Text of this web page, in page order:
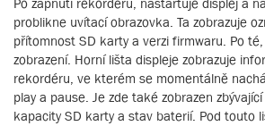
Po zapnutí rekordéru, nastartuje displej a
problikne uvítací obrazovka. Ta zobrazuje
přítomnost SD karty a verzi firmwaru. Po
zobrazení. Horní lišta displeje zobrazuje
rekordéru, ve kterém se momentálně
play a pause. Je zde také zobrazen
kapacity SD karty a stav baterií. Pod touto